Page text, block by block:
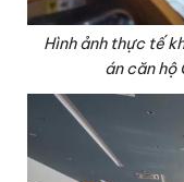
Hình ảnh thực tế
án căn hộ